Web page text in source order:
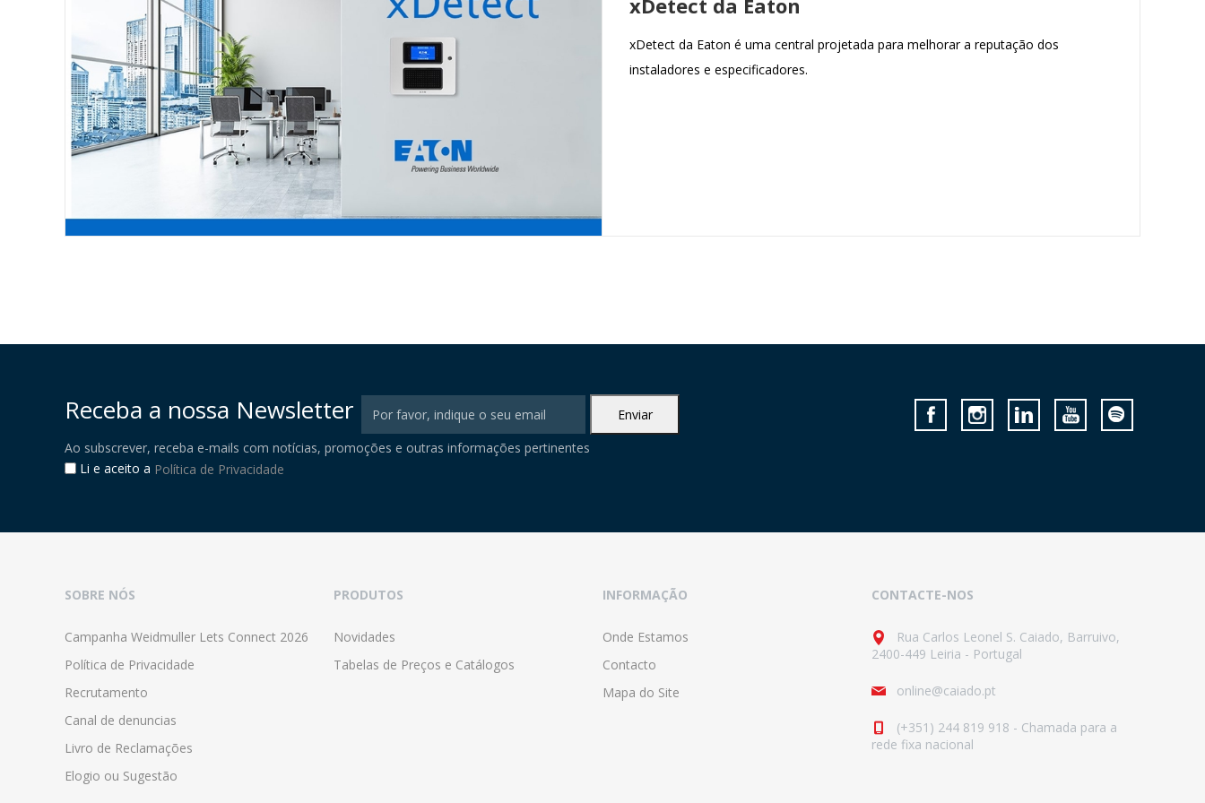
xDetect da Eaton
xDetect da Eaton é uma central projetada para melhorar a reputação dos
instaladores e especificadores.
Receba a nossa Newsletter
Ao subscrever, receba e-mails com notícias, promoções e outras informações pertinentes
Li e aceito a Política de Privacidade
SOBRE NÓS
Campanha Weidmuller Lets Connect 2026
Política de Privacidade
Recrutamento
Canal de denuncias
Livro de Reclamações
Elogio ou Sugestão
PRODUTOS
Novidades
Tabelas de Preços e Catálogos
INFORMAÇÃO
Onde Estamos
Contacto
Mapa do Site
CONTACTE-NOS
Rua Carlos Leonel S. Caiado, Barruivo,
2400-449 Leiria - Portugal
online@caiado.pt
(+351) 244 819 918 - Chamada para a
rede fixa nacional